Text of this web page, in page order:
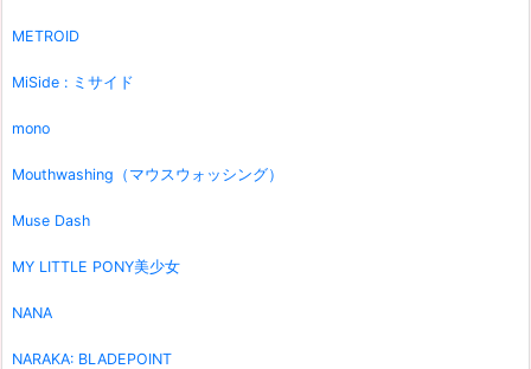
METROID
MiSide : ミサイド
mono
Mouthwashing（マウスウォッシング）
Muse Dash
MY LITTLE PONY美少女
NANA
NARAKA: BLADEPOINT